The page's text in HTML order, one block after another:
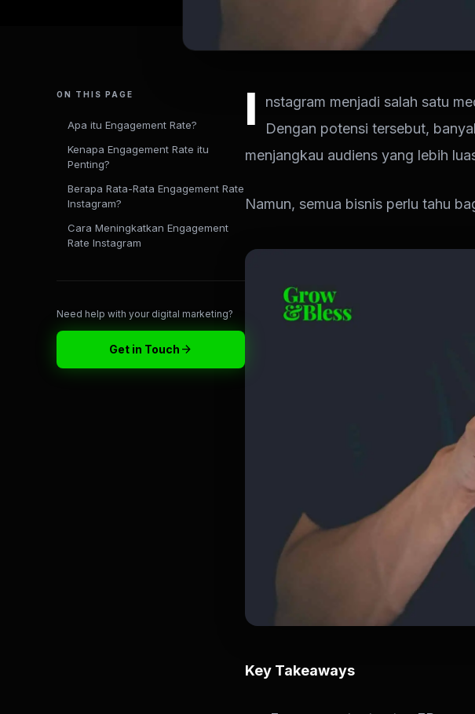
ON THIS PAGE
Apa itu Engagement Rate?
Kenapa Engagement Rate itu
Penting?
Berapa Rata-Rata Engagement Rate
Instagram?
Cara Meningkatkan Engagement
Rate Instagram
Need help with your digital marketing?
Get in Touch arrow_forward
I
nstagram menjadi salah satu
Dengan potensi tersebut,
menjangkau audiens yang lebih
Namun, semua bisnis perlu tahu
Key Takeaways